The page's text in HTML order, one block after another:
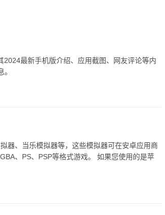
最新手机版介绍、应用截图、网友评论等内
器、当乐模拟器等，这些模拟器可在安卓应用商
、PS、PSP等格式游戏。 如果您使用的是苹